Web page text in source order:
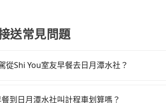
送常見問題
從Shi You室友早餐去日月潭水社？
台中路邊可隨租隨借的iRent應該是你最便宜
到日月潭水社叫計程車划算嗎？